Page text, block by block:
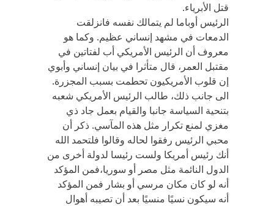
قتل الأبرياء.
الرئيس أوباما لم يتمالك نفسه فانزلقت
الدمعات في مشهد إنساني عظيم. وكما هو
معروف أن الرئيس الأمريكي أب لفتاتين في
مقتبل العمر، قال متأثرا في بيان إنساني وأبوي
إن قلوب الأمريكيون تحطمت بسبب المجزرة.
الى جانب ذلك، طالب الرئيس الأمريكي شعبه
بتنحية السياسة جانبا والقيام بعمل جاد ذي
مغزي لمنع تكرار مثل هذه المآسي. ذكر أن
محبي الرئيس رفقوا لحاله وقالوا فلتحمد الله
أنك رئيس أمريكا ولست رئيسا لدولة أخرى من
الدول النائمة مثل مصر أو سوريا،فمن المؤكد
أنه لو كان مكان مرسي أو بشار فمن المؤكد
أنه سيكون نسيًا منسيًا بعد أن تصيبه أهوال